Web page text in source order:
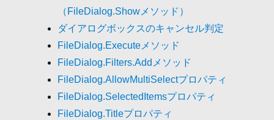
（FileDialog.Showメソッド）
ダイアログボックスのキャンセル判定
FileDialog.Executeメソッド
FileDialog.Filters.Addメソッド
FileDialog.AllowMultiSelectプロパティ
FileDialog.SelectedItemsプロパティ
FileDialog.Titleプロパティ